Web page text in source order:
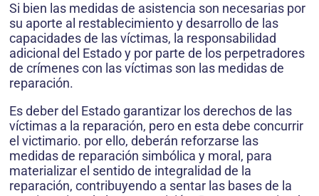
Si bien las medidas de asistencia son necesarias por
su aporte al restablecimiento y desarrollo de las
capacidades de las víctimas, la responsabilidad
adicional del Estado y por parte de los perpetradores
de crímenes con las víctimas son las medidas de
reparación.
Es deber del Estado garantizar los derechos de las
víctimas a la reparación, pero en esta debe concurrir
el victimario. por ello, deberán reforzarse las
medidas de reparación simbólica y moral, para
materializar el sentido de integralidad de la
reparación, contribuyendo a sentar las bases de la